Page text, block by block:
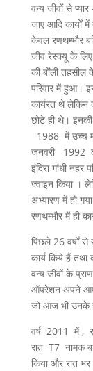
वन्य जीवों से
जाए आदि कार्यों
केवल रणथम्भौर
जीव रेस्क्यू के
की बोंली
परिवार में हुआ।
कार्यरत थे लेकिन
छोटे ही थे। इनकी
1988 में उच्च
जनवरी 1992
इंदिरा गांधी नहर
ज्वाइन किया ।
अभ्यारण में हो
रणथम्भौर में ही
पिछले 26 वर्षों से
कार्य किये हैं
वन्य जीवों के
ऑपरेशन अपने आप
जो आज भी उनके
वर्ष 2011 में ,
रात T7 नामक
किया और रात भर